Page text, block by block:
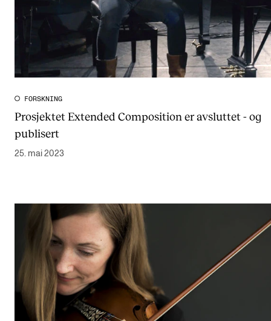
FORSKNING
Prosjektet Extended Composition er avsluttet - og
publisert
25. mai 2023